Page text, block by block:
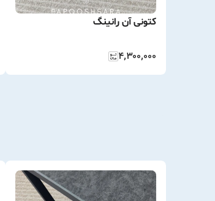
کتونی آن رانینگ
۴٬۳۰۰٬۰۰۰